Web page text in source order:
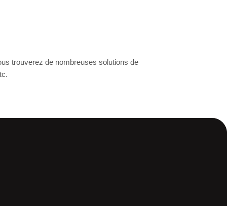
trouverez de nombreuses solutions de